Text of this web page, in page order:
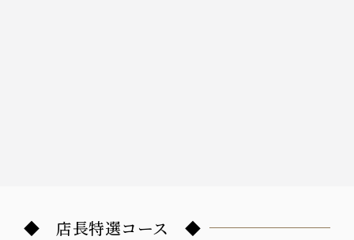
◆ 店長特選コース ◆